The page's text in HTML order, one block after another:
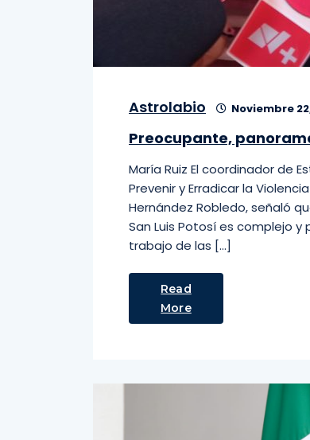
Astrolabio Noviembre
Preocupante,
María Ruiz El coordinador de
Prevenir y Erradicar la
Hernández Robledo, señaló
San Luis Potosí es complejo
trabajo de las […]
Read
More